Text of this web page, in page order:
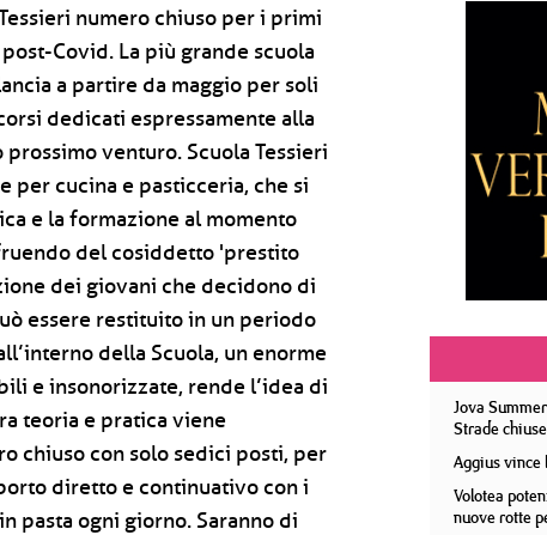
numero chiuso per i primi
Covid. La più grande scuola
a partire da maggio per soli
dedicati espressamente alla
venturo. Scuola Tessieri
per cucina e pasticceria, che si
e la formazione al momento
del cosiddetto 'prestito
dei giovani che decidono di
essere restituito in un periodo
della Scuola, un enorme
e insonorizzate, rende l’idea di
teoria e pratica viene
chiuso con solo sedici posti, per
diretto e continuativo con i
pasta ogni giorno. Saranno di
Jova
Strade
Aggius vince
Volotea
nuove rotte